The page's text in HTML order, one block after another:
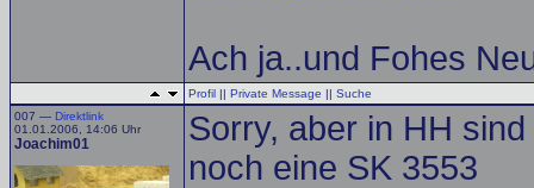
Ach ja..und Fohes
Profil || Private Message || Suche
007 — Direktlink
01.01.2006, 14:06 Uhr
Joachim01
Sorry, aber in HH
noch eine SK 3553